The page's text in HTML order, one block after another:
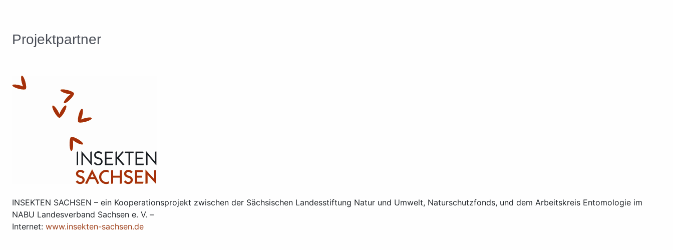
Projektpartner
INSEKTEN SACHSEN – ein Kooperationsprojekt zwischen der Sächsischen Landesstiftung Natur und Umwelt, Naturschutzfonds, und dem Arbeitskreis Entomologie im
NABU Landesverband Sachsen e. V. –
Internet: www.insekten-sachsen.de